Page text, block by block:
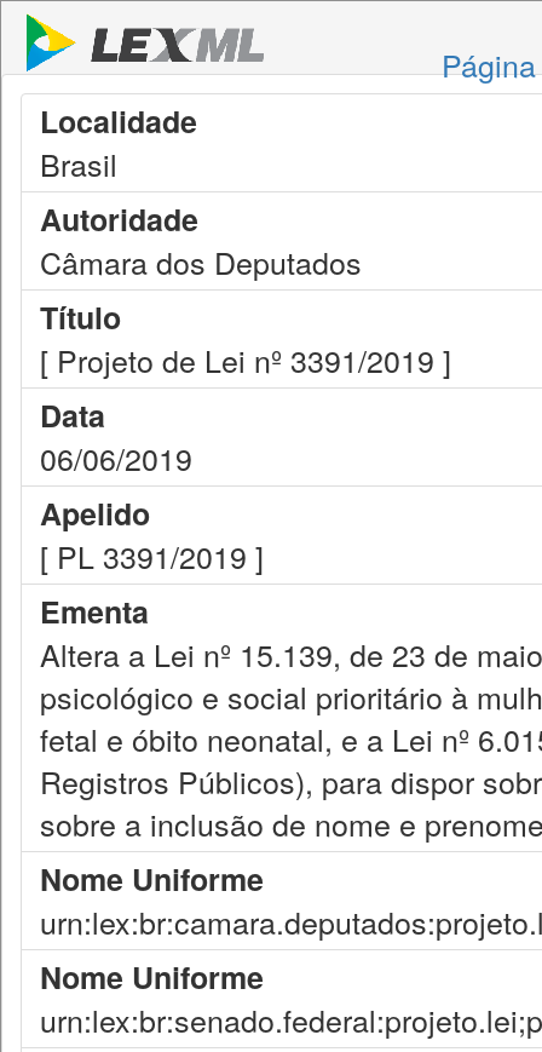
Localidade
Brasil
Autoridade
Câmara dos Deputados
Título
[ Projeto de Lei nº 3391/2019 ]
Data
06/06/2019
Apelido
[ PL 3391/2019 ]
Ementa
Altera a Lei nº 15.139, de 23 de
psicológico e social prioritário à
fetal e óbito neonatal, e a Lei nº
Registros Públicos), para dispor
sobre a inclusão de nome e
Nome Uniforme
Nome Uniforme